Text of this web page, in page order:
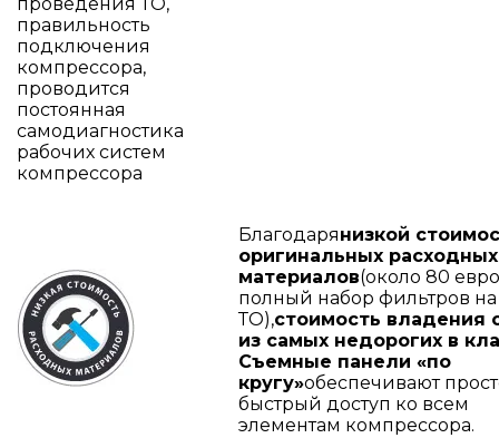
правильность
подключения
компрессора,
проводится
постоянная
самодиагностика
рабочих систем
компрессора
Благодарянизкой
оригинальных расходных
материалов(около 80 евро
полный набор фильтров на
ТО),стоимость владения
из самых недорогих в
Съемные панели «по
кругу»обеспечивают
быстрый доступ ко всем
элементам компрессора.